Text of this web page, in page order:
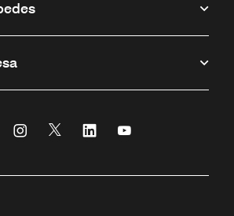
Facebook
una ventana nueva
Instagram
Abre una ventana nueva
Twitter
Abre una ventana nueva
Linkedin
Abre una ventana nueva
Abre una ventana